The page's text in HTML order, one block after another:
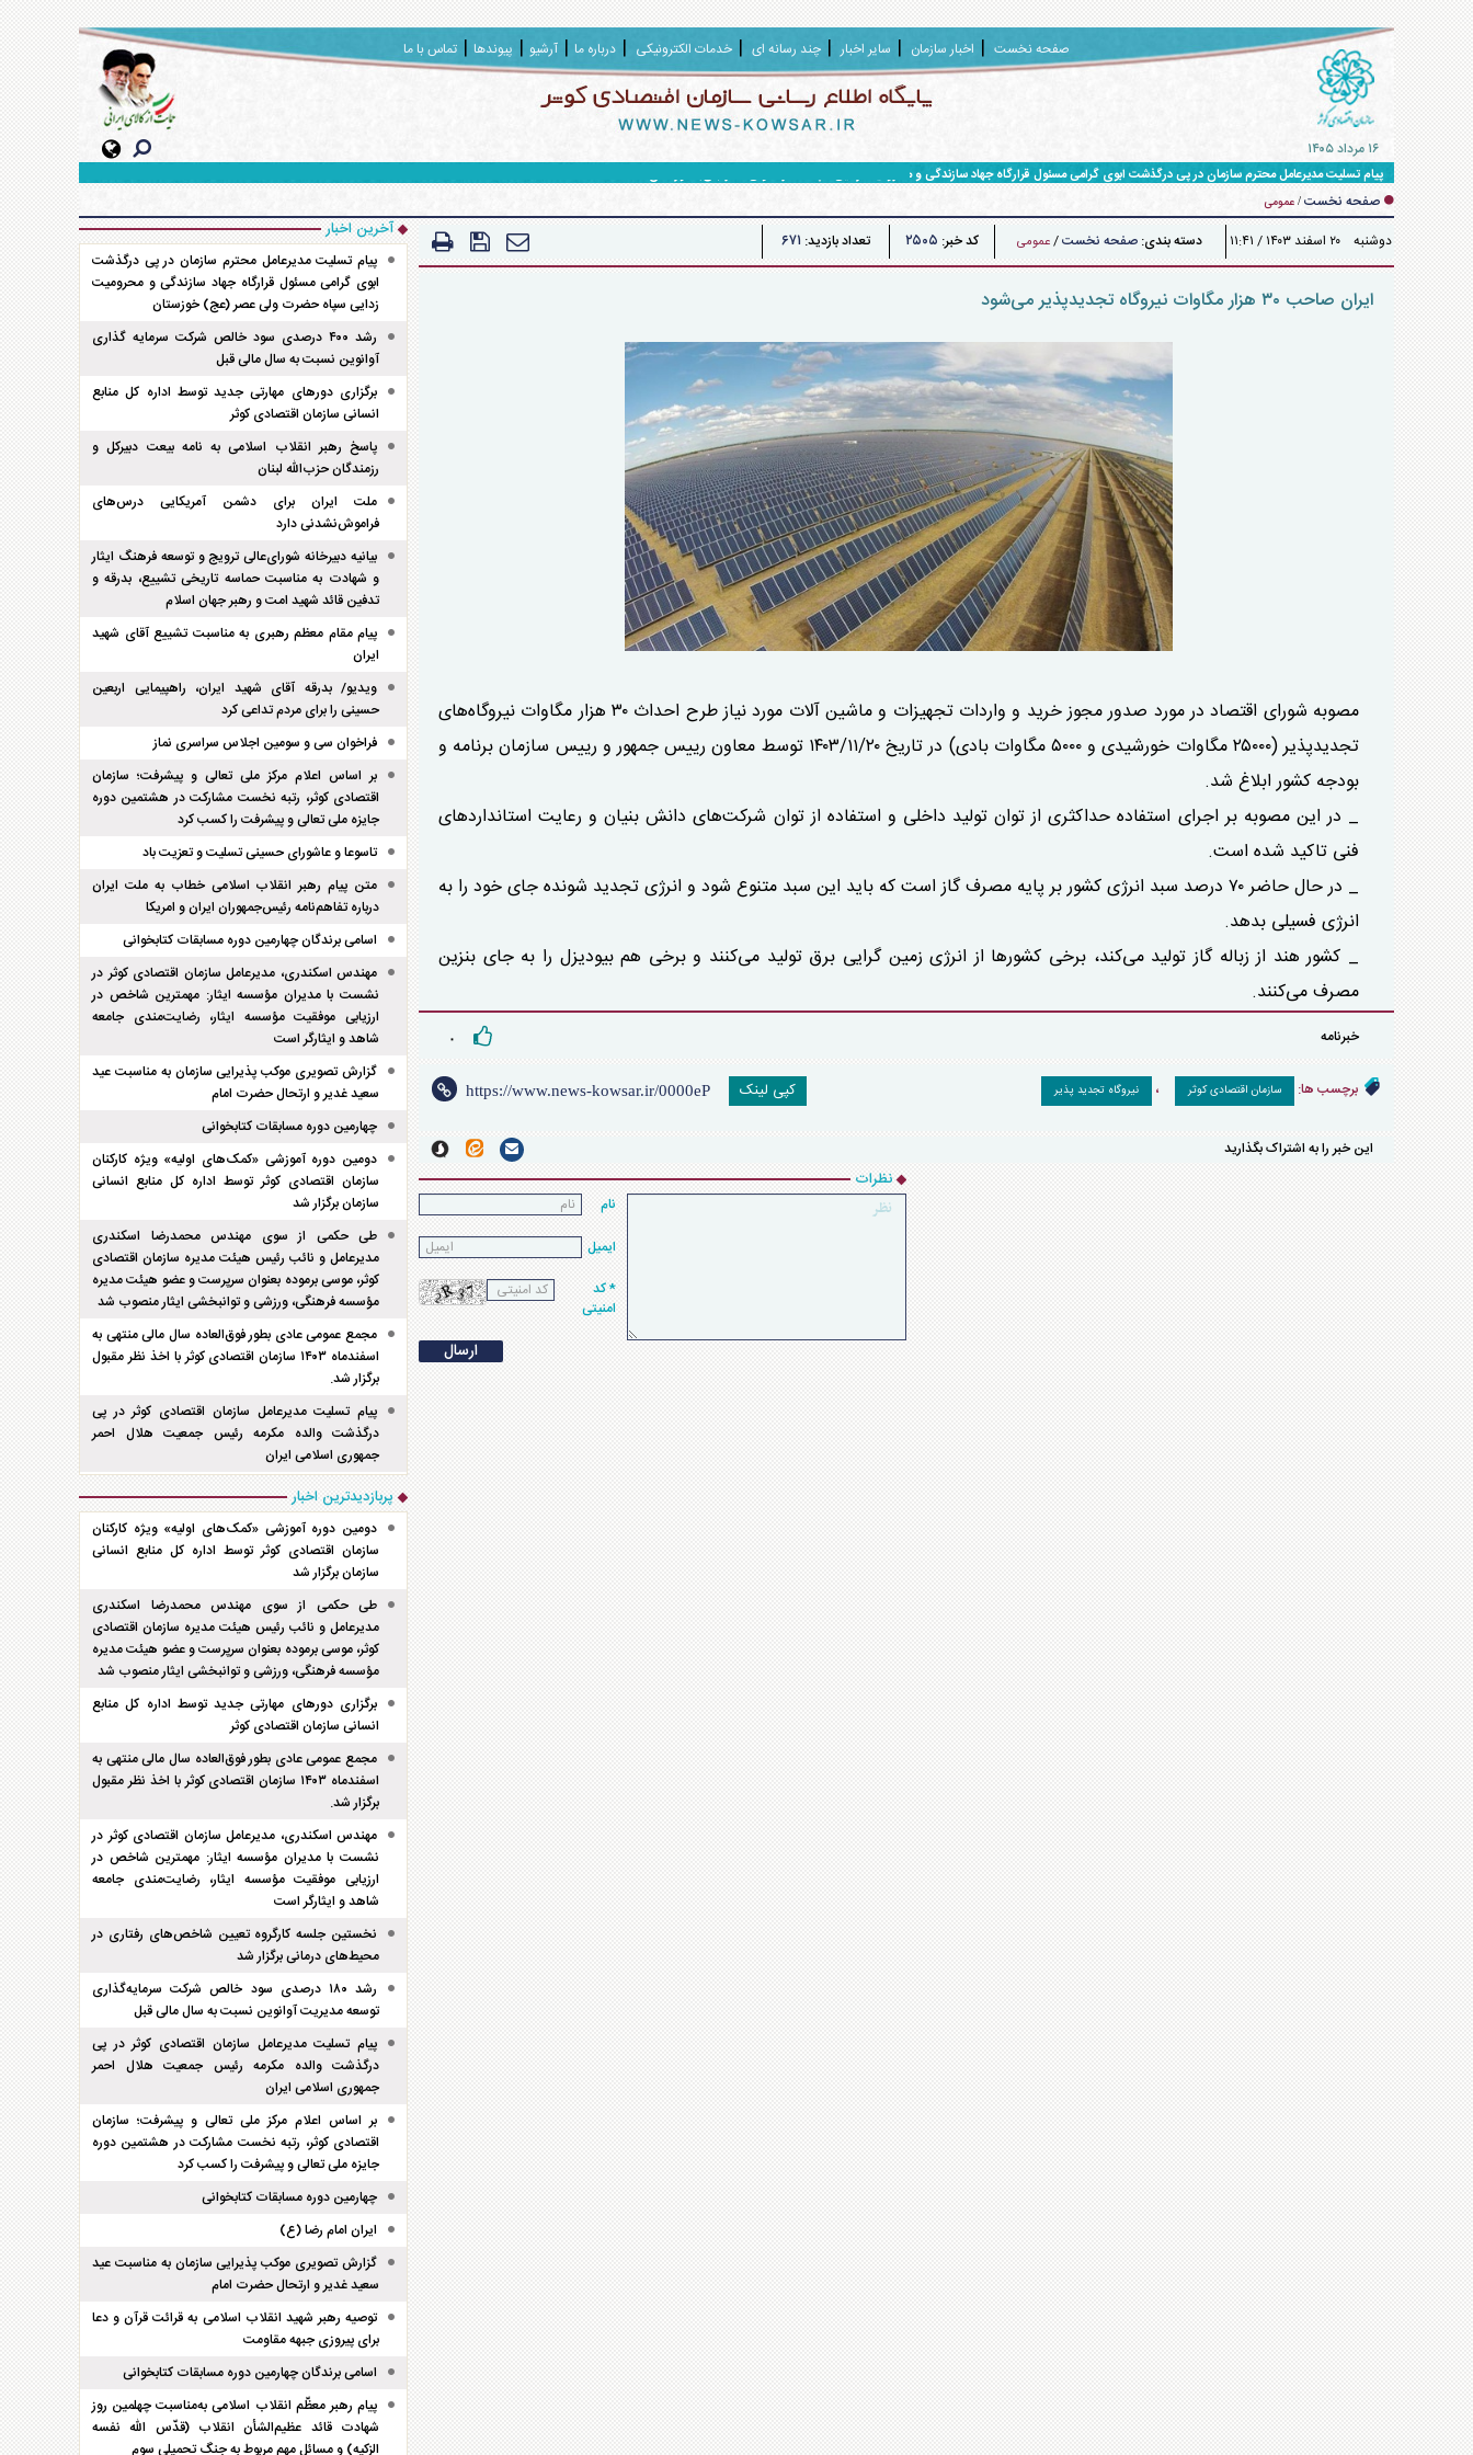
صفحه نخست اخبار سازمان سایر اخبار چند رسانه ای خدمات الکترونیکی درباره ما آرشیو پیوندها تماس با ما
۱۶ مرداد ۱۴۰۵
پیام تسلیت مدیرعامل محترم سازمان در پی درگذشت ابوی گرامی مسئول قرارگاه جهاد سازندگی و محرومیت زدایی سپاه حضرت ولی عصر (عج) خوزستان
صفحه نخست / عمومی
دوشنبه ۲۰ اسفند ۱۴۰۳ / ۱۱:۴۱ دسته بندی: صفحه نخست/عمومی کد خبر: ۲۵۰۵ تعداد بازدید: ۶۷۱
ایران صاحب ۳۰ هزار مگاوات نیروگاه تجدیدپذیر می‌شود
مصوبه شورای اقتصاد در مورد صدور مجوز خرید و واردات تجهیزات و ماشین آلات مورد نیاز طرح احداث ۳۰ هزار مگاوات نیروگاه‌های
تجدیدپذیر (۲۵۰۰۰ مگاوات خورشیدی و ۵۰۰۰ مگاوات بادی) در تاریخ ۱۴۰۳/۱۱/۲۰ توسط معاون رییس جمهور و رییس سازمان برنامه و
بودجه کشور ابلاغ شد.
_ در این مصوبه بر اجرای استفاده حداکثری از توان تولید داخلی و استفاده از توان شرکت‌های دانش بنیان و رعایت استاندارد‌های
فنی تاکید شده است.
_ در حال حاضر ۷۰ درصد سبد انرژی کشور بر پایه مصرف گاز است که باید این سبد متنوع شود و انرژی تجدید شونده جای خود را به
انرژی فسیلی بدهد.
_ کشور هند از زباله گاز تولید می‌کند، برخی کشور‌ها از انرژی زمین گرایی برق تولید می‌کنند و برخی هم بیودیزل را به جای بنزین
مصرف می‌کنند.
خبرنامه ۰
برچسب ها: سازمان اقتصادی کوثر ، نیروگاه تجدید پذیر کپی لینک
این خبر را به اشتراک بگذارید
نظرات
نام
ایمیل
* کد
امنیتی
آخرین اخبار
پیام تسلیت مدیرعامل محترم سازمان در پی درگذشت
ابوی گرامی مسئول قرارگاه جهاد سازندگی و محرومیت
زدایی سپاه حضرت ولی عصر (عج) خوزستان
رشد ۴۰۰ درصدی سود خالص شرکت سرمایه گذاری
آوانوین نسبت به سال مالی قبل
برگزاری دور‌های مهارتی جدید توسط اداره کل منابع
انسانی سازمان اقتصادی کوثر
پاسخ رهبر انقلاب اسلامی به نامه بیعت دبیرکل و
رزمندگان حزب‌الله لبنان
ملت ایران برای دشمن آمریکایی درس‌های
فراموش‌نشدنی دارد
بیانیه دبیرخانه شورای‌عالی ترویج و توسعه فرهنگ ایثار
و شهادت به مناسبت حماسه تاریخی تشییع، بدرقه و
تدفین قائد شهید امت و رهبر جهان اسلام
پیام مقام معظم رهبری به مناسبت تشییع آقای شهید
ایران
ویدیو/ بدرقه آقای شهید ایران، راهپیمایی اربعین
حسینی را برای مردم تداعی کرد
فراخوان سی و سومین اجلاس سراسری نماز
بر اساس اعلام مرکز ملی تعالی و پیشرفت؛ سازمان
اقتصادی کوثر، رتبه نخست مشارکت در هشتمین دوره
جایزه ملی تعالی و پیشرفت را کسب کرد
تاسوعا و عاشورای حسینی تسلیت و تعزیت باد
متن پیام رهبر انقلاب اسلامی خطاب به ملت ایران
درباره تفاهم‌نامه رئیس‌جمهوران ایران و امریکا
اسامی برندگان چهارمین دوره مسابقات کتابخوانی
مهندس اسکندری، مدیرعامل سازمان اقتصادی کوثر در
نشست با مدیران مؤسسه ایثار: مهمترین شاخص در
ارزیابی موفقیت مؤسسه ایثار، رضایت‌مندی جامعه
شاهد و ایثارگر است
گزارش تصویری موکب پذیرایی سازمان به مناسبت عید
سعید غدیر و ارتحال حضرت امام
چهارمین دوره مسابقات کتابخوانی
دومین دوره آموزشی «کمک‌های اولیه» ویژه کارکنان
سازمان اقتصادی کوثر توسط اداره کل منابع انسانی
سازمان برگزار شد
طی حکمی از سوی مهندس محمدرضا اسکندری
مدیرعامل و نائب رئیس هیئت مدیره سازمان اقتصادی
کوثر، موسی برموده بعنوان سرپرست و عضو هیئت مدیره
مؤسسه فرهنگی، ورزشی و توانبخشی ایثار منصوب شد
مجمع عمومی عادی بطور فوق‌العاده سال مالی منتهی به
اسفند‌ماه ۱۴۰۳ سازمان اقتصادی کوثر با اخذ نظر مقبول
برگزار شد.
پیام تسلیت مدیرعامل سازمان اقتصادی کوثر در پی
درگذشت والده مکرمه رئیس جمعیت هلال احمر
جمهوری اسلامی ایران
پربازدیدترین اخبار
دومین دوره آموزشی «کمک‌های اولیه» ویژه کارکنان
سازمان اقتصادی کوثر توسط اداره کل منابع انسانی
سازمان برگزار شد
طی حکمی از سوی مهندس محمدرضا اسکندری
مدیرعامل و نائب رئیس هیئت مدیره سازمان اقتصادی
کوثر، موسی برموده بعنوان سرپرست و عضو هیئت مدیره
مؤسسه فرهنگی، ورزشی و توانبخشی ایثار منصوب شد
برگزاری دور‌های مهارتی جدید توسط اداره کل منابع
انسانی سازمان اقتصادی کوثر
مجمع عمومی عادی بطور فوق‌العاده سال مالی منتهی به
اسفند‌ماه ۱۴۰۳ سازمان اقتصادی کوثر با اخذ نظر مقبول
برگزار شد.
مهندس اسکندری، مدیرعامل سازمان اقتصادی کوثر در
نشست با مدیران مؤسسه ایثار: مهمترین شاخص در
ارزیابی موفقیت مؤسسه ایثار، رضایت‌مندی جامعه
شاهد و ایثارگر است
نخستین جلسه کارگروه تعیین شاخص‌های رفتاری در
محیط‌های درمانی برگزار شد
رشد ۱۸۰ درصدی سود خالص شرکت سرمایه‌گذاری
توسعه مدیریت آوانوین نسبت به سال مالی قبل
پیام تسلیت مدیرعامل سازمان اقتصادی کوثر در پی
درگذشت والده مکرمه رئیس جمعیت هلال احمر
جمهوری اسلامی ایران
بر اساس اعلام مرکز ملی تعالی و پیشرفت؛ سازمان
اقتصادی کوثر، رتبه نخست مشارکت در هشتمین دوره
جایزه ملی تعالی و پیشرفت را کسب کرد
چهارمین دوره مسابقات کتابخوانی
ایران امام رضا (ع)
گزارش تصویری موکب پذیرایی سازمان به مناسبت عید
سعید غدیر و ارتحال حضرت امام
توصیه رهبر شهید انقلاب اسلامی به قرائت قرآن و دعا
برای پیروزی جبهه مقاومت
اسامی برندگان چهارمین دوره مسابقات کتابخوانی
پیام رهبر معظّم انقلاب اسلامی به‌مناسبت چهلمین روز
شهادت قائد عظیم‌الشأن انقلاب (قدّس الله نفسه
الزکیه) و مسائل مهم مربوط به جنگ تحمیلی سوم